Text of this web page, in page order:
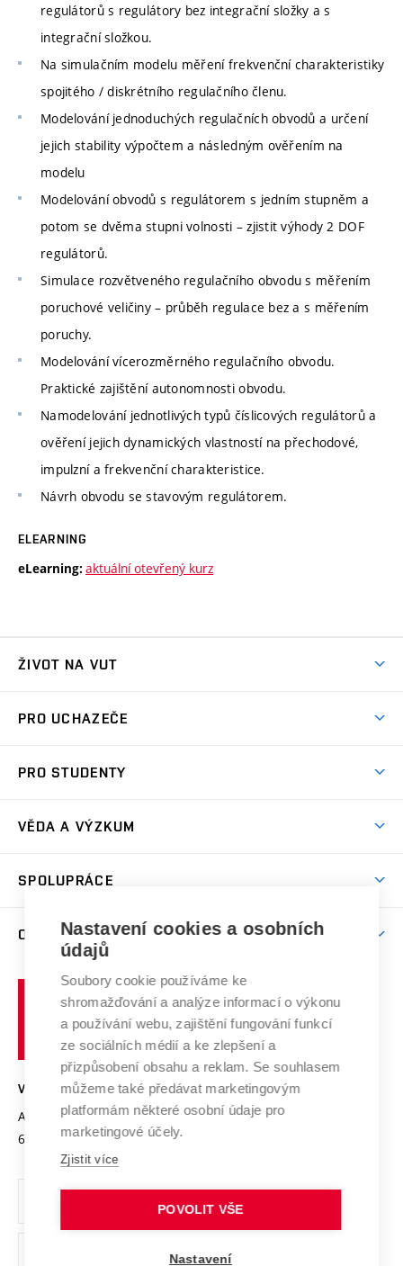
regulátorů s regulátory bez integrační složky a s
integrační složkou.
Na simulačním modelu měření frekvenční charakteristiky
spojitého / diskrétního regulačního členu.
Modelování jednoduchých regulačních obvodů a určení
jejich stability výpočtem a následným ověřením na
modelu
Modelování obvodů s regulátorem s jedním stupněm a
potom se dvěma stupni volnosti – zjistit výhody 2 DOF
regulátorů.
Simulace rozvětveného regulačního obvodu s měřením
poruchové veličiny – průběh regulace bez a s měřením
poruchy.
Modelování vícerozměrného regulačního obvodu.
Praktické zajištění autonomnosti obvodu.
Namodelování jednotlivých typů číslicových regulátorů a
ověření jejich dynamických vlastností na přechodové,
impulzní a frekvenční charakteristice.
Návrh obvodu se stavovým regulátorem.
ELEARNING
eLearning: aktuální otevřený kurz
ŽIVOT NA VUT
Koleje
Sport na VUT
Brno
PRO UCHAZEČE
Dny otevřených dveří
Celoživotní vzdělávání
E-přihláška
PRO STUDENTY
Harmonogram akademického roku
Závěrečné práce
Doktorské studium
Zpracování osobních údajů studentů
Sociální bezpečí
Studium bez bariér
Podpora podnikání
VĚDA A VÝZKUM
Mezinárodní vědecká rada
Systém zajišťování kvality výzkumu
Výzkumné infrastruktury
Transfer znalostí
Open Science
Projekty
Projekty ze strukturálních fondů
Specifický výzkum
SPOLUPRÁCE
Zahraniční spolupráce
Spolupráce se školami
Služby univerzity
Mezinárodní dohody
Univerzitní sítě
O UNIVERZITĚ
Profil univerzity
Udržitelná univerzita
Podnikavá univerzita / ContriBUTe
Bezpečná univerzita
Vyznamenání
Organizační struktura
Ochrana osobních údajů
učení
technické
VYSOKÉ UČENÍ TECHNICKÉ V BRNĚ
Antonínská 548/1
602 00 Brno
www.vut.cz
vut@vutbr.cz
Nastavení cookies a osobních
údajů
Soubory cookie používáme ke
shromažďování a analýze informací o výkonu
a používání webu, zajištění fungování funkcí
ze sociálních médií a ke zlepšení a
přizpůsobení obsahu a reklam. Se souhlasem
můžeme také předávat marketingovým
platformám některé osobní údaje pro
marketingové účely.
Zjistit více
POVOLIT VŠE
Nastavení